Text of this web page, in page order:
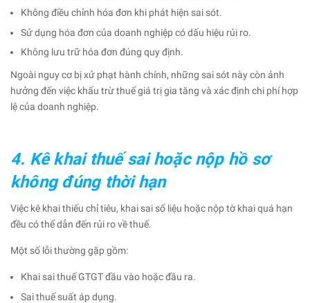
Không điều chỉnh hóa đơn khi phát hiện sai sót.
Sử dụng hóa đơn của doanh nghiệp có dấu hiệu rủi ro.
Không lưu trữ hóa đơn đúng quy định.
Ngoài nguy cơ bị xử phạt hành chính, những sai sót này còn ảnh
hưởng đến việc khấu trừ thuế giá trị gia tăng và xác định chi phí hợp
lệ của doanh nghiệp.
4. Kê khai thuế sai hoặc nộp hồ sơ
không đúng thời hạn
Việc kê khai thiếu chỉ tiêu, khai sai số liệu hoặc nộp tờ khai quá hạn
đều có thể dẫn đến rủi ro về thuế.
Một số lỗi thường gặp gồm:
Khai sai thuế GTGT đầu vào hoặc đầu ra.
Sai thuế suất áp dụng.